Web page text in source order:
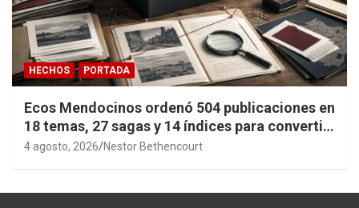
HECHOS PORTADA
Ecos Mendocinos ordenó 504 publicaciones en
18 temas, 27 sagas y 14 índices para convertir
años de investigación en memoria pública
4 agosto, 2026 Nestor Bethencourt